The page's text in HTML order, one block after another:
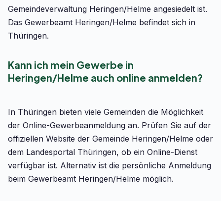
Gemeindeverwaltung Heringen/Helme angesiedelt ist.
Das Gewerbeamt Heringen/Helme befindet sich in
Thüringen.
Kann ich mein Gewerbe in
Heringen/Helme auch online anmelden?
In Thüringen bieten viele Gemeinden die Möglichkeit
der Online-Gewerbeanmeldung an. Prüfen Sie auf der
offiziellen Website der Gemeinde Heringen/Helme oder
dem Landesportal Thüringen, ob ein Online-Dienst
verfügbar ist. Alternativ ist die persönliche Anmeldung
beim Gewerbeamt Heringen/Helme möglich.